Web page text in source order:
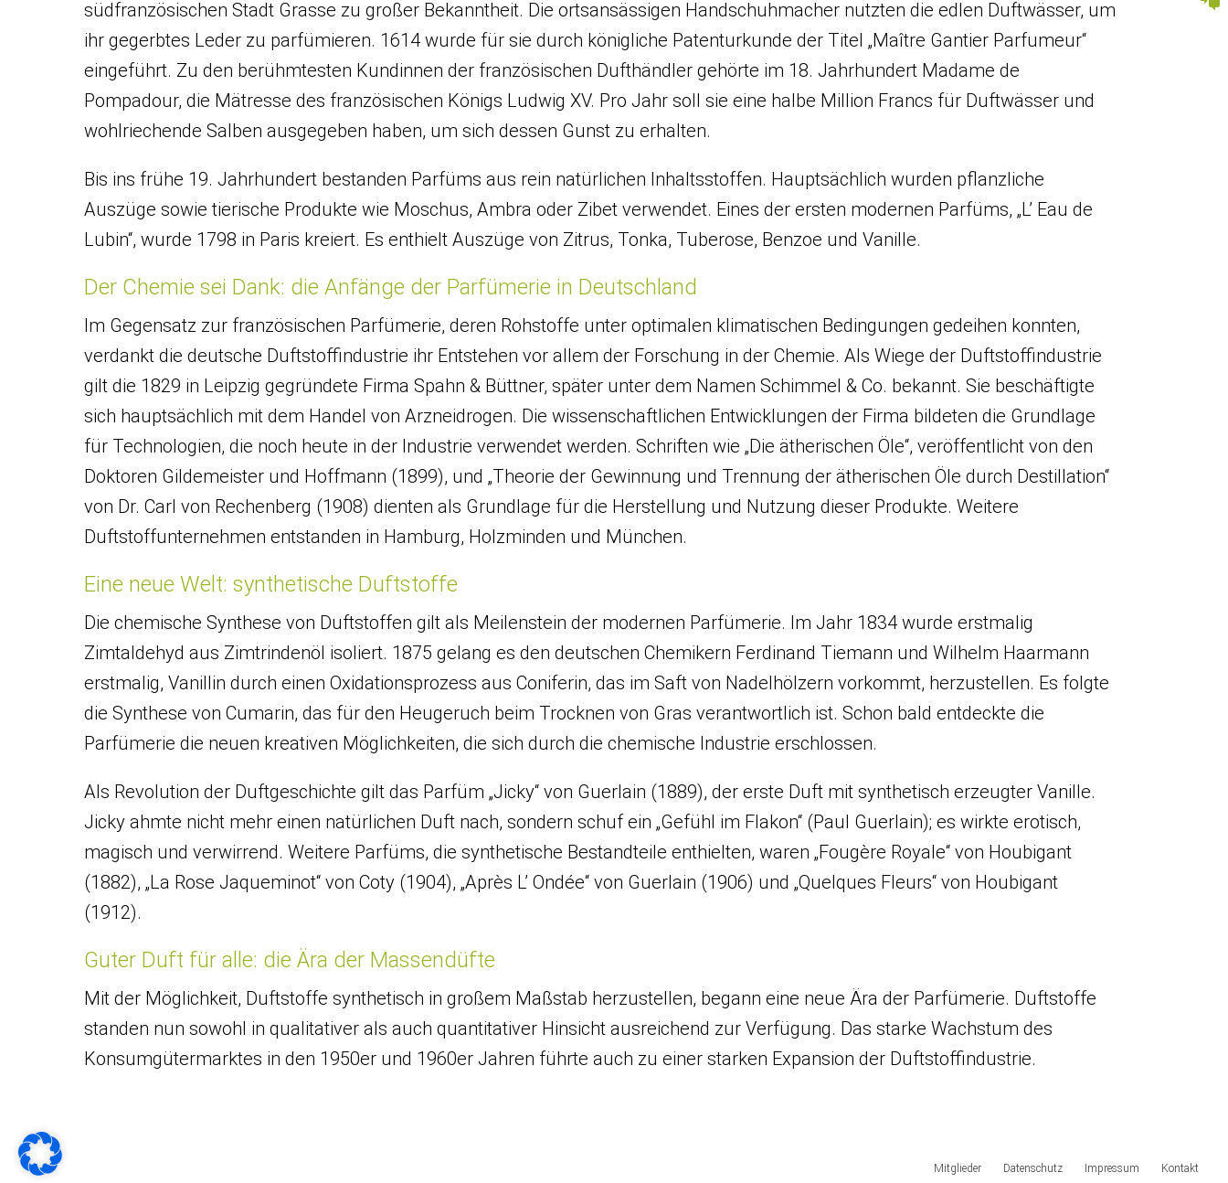
südfranzösischen Stadt Grasse zu großer Bekanntheit. Die ortsansässigen Handschuhmacher nutzten die edlen Duftwässer, um
ihr gegerbtes Leder zu parfümieren. 1614 wurde für sie durch königliche Patenturkunde der Titel „Maître Gantier Parfumeur“
eingeführt. Zu den berühmtesten Kundinnen der französischen Dufthändler gehörte im 18. Jahrhundert Madame de
Pompadour, die Mätresse des französischen Königs Ludwig XV. Pro Jahr soll sie eine halbe Million Francs für Duftwässer und
wohlriechende Salben ausgegeben haben, um sich dessen Gunst zu erhalten.
Bis ins frühe 19. Jahrhundert bestanden Parfüms aus rein natürlichen Inhaltsstoffen. Hauptsächlich wurden pflanzliche
Auszüge sowie tierische Produkte wie Moschus, Ambra oder Zibet verwendet. Eines der ersten modernen Parfüms, „L’ Eau de
Lubin“, wurde 1798 in Paris kreiert. Es enthielt Auszüge von Zitrus, Tonka, Tuberose, Benzoe und Vanille.
Der Chemie sei Dank: die Anfänge der Parfümerie in Deutschland
Im Gegensatz zur französischen Parfümerie, deren Rohstoffe unter optimalen klimatischen Bedingungen gedeihen konnten,
verdankt die deutsche Duftstoffindustrie ihr Entstehen vor allem der Forschung in der Chemie. Als Wiege der Duftstoffindustrie
gilt die 1829 in Leipzig gegründete Firma Spahn & Büttner, später unter dem Namen Schimmel & Co. bekannt. Sie beschäftigte
sich hauptsächlich mit dem Handel von Arzneidrogen. Die wissenschaftlichen Entwicklungen der Firma bildeten die Grundlage
für Technologien, die noch heute in der Industrie verwendet werden. Schriften wie „Die ätherischen Öle“, veröffentlicht von den
Doktoren Gildemeister und Hoffmann (1899), und „Theorie der Gewinnung und Trennung der ätherischen Öle durch Destillation“
von Dr. Carl von Rechenberg (1908) dienten als Grundlage für die Herstellung und Nutzung dieser Produkte. Weitere
Duftstoffunternehmen entstanden in Hamburg, Holzminden und München.
Eine neue Welt: synthetische Duftstoffe
Die chemische Synthese von Duftstoffen gilt als Meilenstein der modernen Parfümerie. Im Jahr 1834 wurde erstmalig
Zimtaldehyd aus Zimtrindenöl isoliert. 1875 gelang es den deutschen Chemikern Ferdinand Tiemann und Wilhelm Haarmann
erstmalig, Vanillin durch einen Oxidationsprozess aus Coniferin, das im Saft von Nadelhölzern vorkommt, herzustellen. Es folgte
die Synthese von Cumarin, das für den Heugeruch beim Trocknen von Gras verantwortlich ist. Schon bald entdeckte die
Parfümerie die neuen kreativen Möglichkeiten, die sich durch die chemische Industrie erschlossen.
Als Revolution der Duftgeschichte gilt das Parfüm „Jicky“ von Guerlain (1889), der erste Duft mit synthetisch erzeugter Vanille.
Jicky ahmte nicht mehr einen natürlichen Duft nach, sondern schuf ein „Gefühl im Flakon“ (Paul Guerlain); es wirkte erotisch,
magisch und verwirrend. Weitere Parfüms, die synthetische Bestandteile enthielten, waren „Fougère Royale“ von Houbigant
(1882), „La Rose Jaqueminot“ von Coty (1904), „Après L’ Ondée“ von Guerlain (1906) und „Quelques Fleurs“ von Houbigant
(1912).
Guter Duft für alle: die Ära der Massendüfte
Mit der Möglichkeit, Duftstoffe synthetisch in großem Maßstab herzustellen, begann eine neue Ära der Parfümerie. Duftstoffe
standen nun sowohl in qualitativer als auch quantitativer Hinsicht ausreichend zur Verfügung. Das starke Wachstum des
Konsumgütermarktes in den 1950er und 1960er Jahren führte auch zu einer starken Expansion der Duftstoffindustrie.
Mitglieder Datenschutz Impressum Kontakt